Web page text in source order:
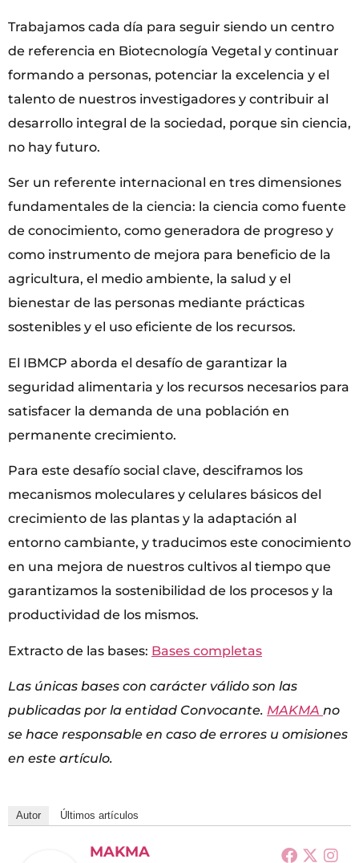
Trabajamos cada día para seguir siendo un centro
de referencia en Biotecnología Vegetal y continuar
formando a personas, potenciar la excelencia y el
talento de nuestros investigadores y contribuir al
desarrollo integral de la sociedad, porque sin ciencia,
no hay futuro.
Ser un referente internacional en tres dimensiones
fundamentales de la ciencia: la ciencia como fuente
de conocimiento, como generadora de progreso y
como instrumento de mejora para beneficio de la
agricultura, el medio ambiente, la salud y el
bienestar de las personas mediante prácticas
sostenibles y el uso eficiente de los recursos.
El IBMCP aborda el desafío de garantizar la
seguridad alimentaria y los recursos necesarios para
satisfacer la demanda de una población en
permanente crecimiento.
Para este desafío social clave, desciframos los
mecanismos moleculares y celulares básicos del
crecimiento de las plantas y la adaptación al
entorno cambiante, y traducimos este conocimiento
en una mejora de nuestros cultivos al tiempo que
garantizamos la sostenibilidad de los procesos y la
productividad de los mismos.
Extracto de las bases: Bases completas
Las únicas bases con carácter válido son las
publicadas por la entidad Convocante. MAKMA no
se hace responsable en caso de errores u omisiones
en este artículo.
Autor Últimos artículos
MAKMA